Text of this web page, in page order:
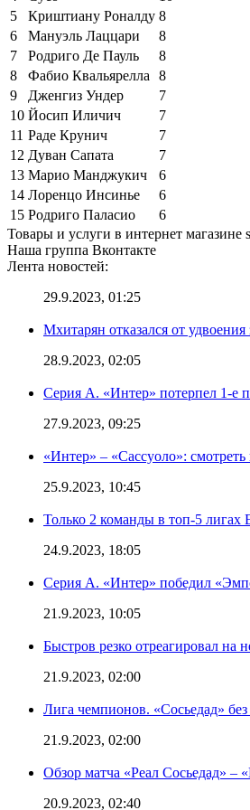
5
Криштиану Роналду 8
6
Мануэль Лаццари
8
7
Родриго Де Пауль
8
8
Фабио Квальярелла
8
9
Дженгиз Ундер
7
10 Йосип Иличич
7
11 Раде Крунич
7
12 Дуван Сапата
7
13 Марио Манджукич
6
14 Лоренцо Инсинье
6
15 Родриго Паласио
6
Товары и услуги в интернет
Наша группа Вконтакте
Лента новостей:
29.9.2023, 01:25
Мхитарян отказался от
28.9.2023, 02:05
Серия А. «Интер» потерпел 1-е
27.9.2023, 09:25
«Интер» – «Сассуоло»:
25.9.2023, 10:45
Только 2 команды в топ-5 лигах
24.9.2023, 18:05
Серия А. «Интер» победил
21.9.2023, 10:05
Быстров резко отреагировал на
21.9.2023, 02:00
Лига чемпионов. «Сосьедад»
21.9.2023, 02:00
Обзор матча «Реал Сосьедад»
20.9.2023, 02:40